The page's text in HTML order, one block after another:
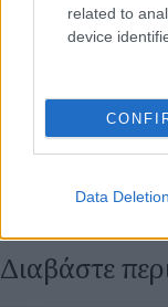
related to
device
Data Deletion
Διαβάστε